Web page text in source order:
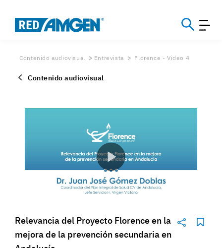
Contenido audiovisual Entrevista Florence - Video 4
Contenido audiovisual
Relevancia del Proyecto Florence en la
mejora de la prevención secundaria en